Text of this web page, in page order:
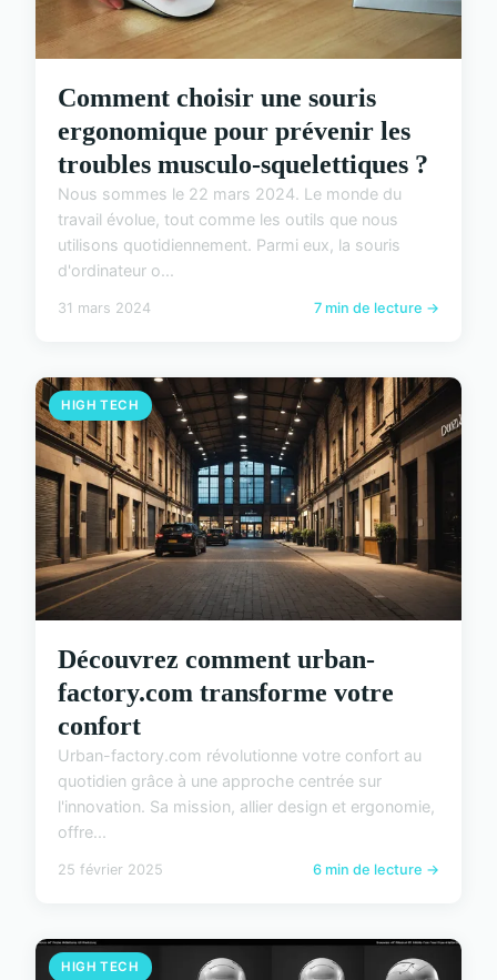
Comment choisir une souris
ergonomique pour prévenir les
troubles musculo-squelettiques ?
Nous sommes le 22 mars 2024. Le monde du
travail évolue, tout comme les outils que nous
utilisons quotidiennement. Parmi eux, la souris
d'ordinateur o...
31 mars 2024 7 min de lecture →
HIGH TECH
Découvrez comment urban-
factory.com transforme votre
confort
Urban-factory.com révolutionne votre confort au
quotidien grâce à une approche centrée sur
l'innovation. Sa mission, allier design et ergonomie,
offre...
25 février 2025 6 min de lecture →
HIGH TECH